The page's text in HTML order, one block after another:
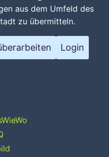
aus dem Umfeld des
zu übermitteln.
Login